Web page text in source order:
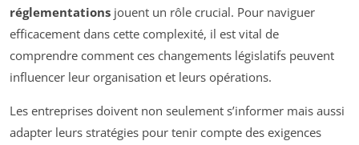
réglementations jouent un rôle crucial. Pour naviguer
efficacement dans cette complexité, il est vital de
comprendre comment ces changements législatifs peuvent
influencer leur organisation et leurs opérations.
Les entreprises doivent non seulement s’informer mais aussi
adapter leurs stratégies pour tenir compte des exigences